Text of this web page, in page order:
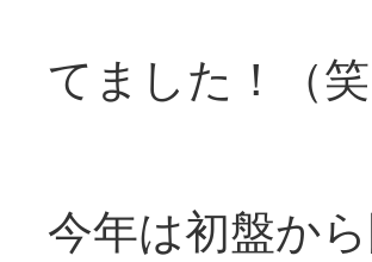
てました！（笑
今年は初盤か